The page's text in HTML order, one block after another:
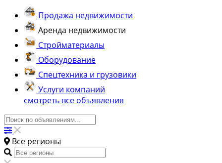
Продажа недвижимости
Аренда недвижимости
Стройматериалы
Оборудование
Спецтехника и грузовики
Услуги компаний
смотреть все объявления
Все регионы